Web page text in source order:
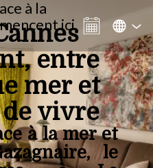
à la
ici
entre
mer et
vivre
à la mer et
le